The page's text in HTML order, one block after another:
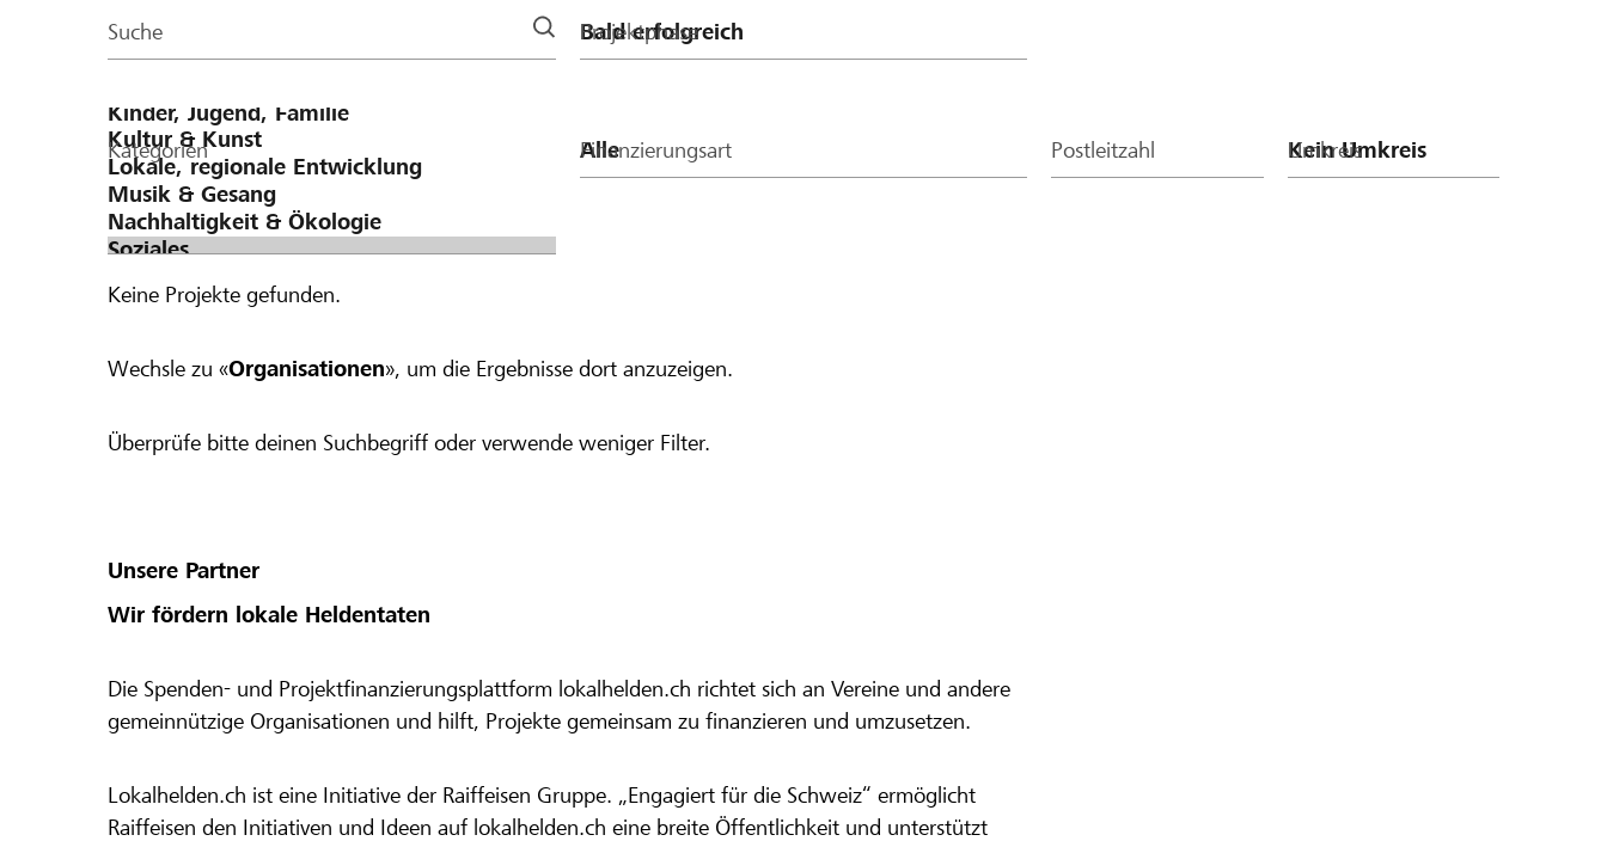
Suche Projektphase
Kategorien Finanzierungsart Postleitzahl Umkreis
Keine Projekte gefunden.
Wechsle zu «Organisationen», um die Ergebnisse dort anzuzeigen.
Überprüfe bitte deinen Suchbegriff oder verwende weniger Filter.
Unsere Partner
Wir fördern lokale Heldentaten
Die Spenden- und Projektfinanzierungsplattform lokalhelden.ch richtet sich an Vereine und andere
gemeinnützige Organisationen und hilft, Projekte gemeinsam zu finanzieren und umzusetzen.
Lokalhelden.ch ist eine Initiative der Raiffeisen Gruppe. „Engagiert für die Schweiz“ ermöglicht
Raiffeisen den Initiativen und Ideen auf lokalhelden.ch eine breite Öffentlichkeit und unterstützt